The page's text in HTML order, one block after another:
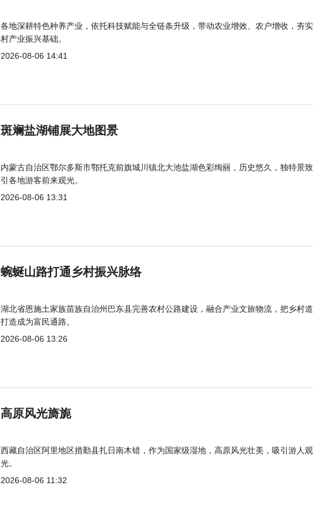
各地深耕特色种养产业，依托科技赋能与全链条升级，带动农业增效、农户增收，夯
村产业振兴基础。
2026-08-06 14:41
斑斓盐湖铺展大地图景
内蒙古自治区鄂尔多斯市鄂托克前旗城川镇北大池盐湖色彩绚丽，历史悠久，独特景
引各地游客前来观光。
2026-08-06 13:31
蜿蜒山路打通乡村振兴脉络
湖北省恩施土家族苗族自治州巴东县完善农村公路建设，融合产业文旅物流，把乡村
打造成为富民通路。
2026-08-06 13:26
高原风光旖旎
西藏自治区阿里地区措勤县扎日南木错，作为国家级湿地，高原风光壮美，吸引游人观
光。
2026-08-06 11:32